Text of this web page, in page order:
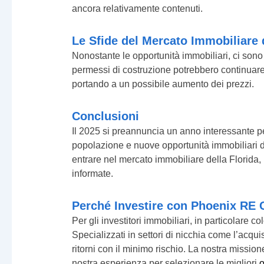
ancora relativamente contenuti.
Le Sfide del Mercato Immobiliare
Nonostante le opportunità immobiliari, ci
permessi di costruzione potrebbero
portando a un possibile aumento dei prezzi.
Conclusioni
Il 2025 si preannuncia un anno
popolazione e nuove opportunità immobiliari
entrare nel mercato immobiliare della
informate.
Perché Investire con Phoenix RE
Per gli investitori immobiliari, in particolare
Specializzati in settori di nicchia come
ritorni con il minimo rischio. La nostra